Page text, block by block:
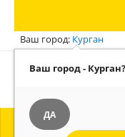
Ваш город: Курган
Ваш город - Курган?
ДА
 МЕНЮ